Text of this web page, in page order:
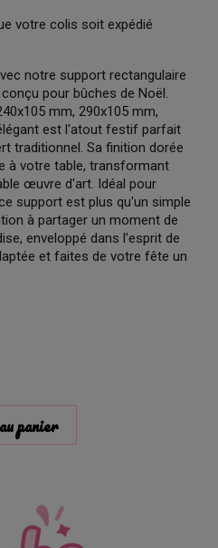
votre colis soit expédié
notre support rectangulaire
pour bûches de Noël.
mm, 290x105 mm,
est l'atout festif parfait
traditionnel. Sa finition dorée
à votre table, transformant
œuvre d'art. Idéal pour
support est plus qu'un simple
à partager un moment de
enveloppé dans l'esprit de
et faites de votre fête un
panier